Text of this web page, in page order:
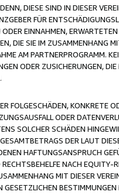
DIESE SIND IN DIESER
FÜR
EINNAHMEN,
DIE SIE IM ZUSAMMENHANG
AM PARTNERPROGRAMM.
ODER ZUSICHERUNGEN, DIE
FOLGESCHÄDEN, KONKRETE
ODER
SOLCHER SCHÄDEN
DER LAUT
HAFTUNGSANSPRUCH
NACH EQUITY-
MIT DIESER
GESETZLICHEN BESTIMMUNGEN